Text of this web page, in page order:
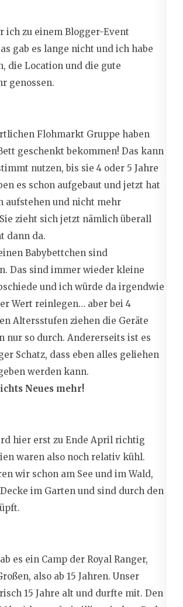
ich zu einem Blogger-Event
gab es lange nicht und ich habe
die Location und die gute
genossen.
Flohmarkt Gruppe haben
geschenkt bekommen! Das kann
nutzen, bis sie 4 oder 5 Jahre
es schon aufgebaut und jetzt hat
aufstehen und nicht mehr
zieht sich jetzt nämlich überall
dann da.
Babybettchen sind
Das sind immer wieder kleine
und ich würde da irgendwie
Wert reinlegen… aber bei 4
Altersstufen ziehen die Geräte
nur so durch. Andererseits ist es
Schatz, dass eben alles geliehen
werden kann.
Neues mehr!
hier erst zu Ende April richtig
waren also noch relativ kühl.
wir schon am See und im Wald,
im Garten und sind durch den
es ein Camp der Royal Ranger,
also ab 15 Jahren. Unser
15 Jahre alt und durfte mit. Den